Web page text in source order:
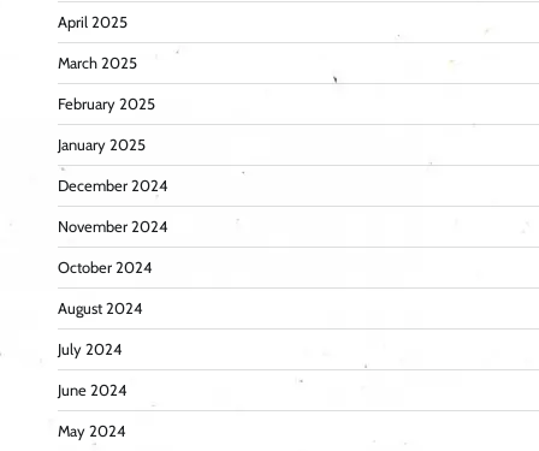
April 2025
March 2025
February 2025
January 2025
December 2024
November 2024
October 2024
August 2024
July 2024
June 2024
May 2024